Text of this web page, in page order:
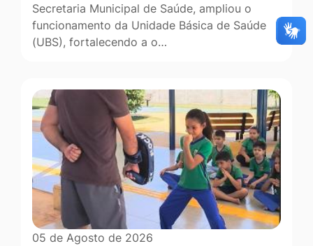
Secretaria Municipal de Saúde, ampliou o
funcionamento da Unidade Básica de Saúde
(UBS), fortalecendo a o…
05 de Agosto de 2026